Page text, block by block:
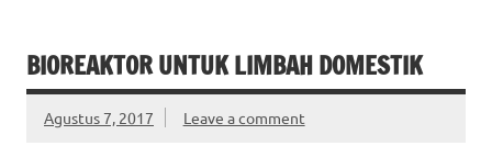
BIOREAKTOR UNTUK LIMBAH DOMESTIK
Agustus 7, 2017 Leave a comment